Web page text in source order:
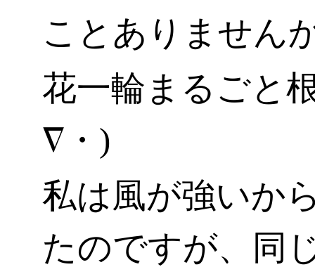
ことありません
花一輪まるごと
∇・)
私は風が強いか
たのですが、同